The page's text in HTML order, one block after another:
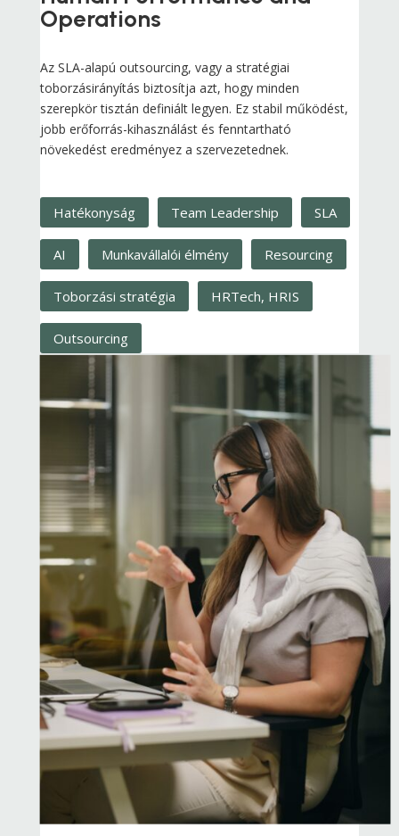
Operations
Az SLA-alapú outsourcing, vagy a stratégiai
toborzásirányítás biztosítja azt, hogy minden
szerepkör tisztán definiált legyen. Ez stabil működést,
jobb erőforrás-kihasználást és fenntartható
növekedést eredményez a szervezetednek.
Hatékonyság Team Leadership SLA
AI Munkavállalói élmény Resourcing
Toborzási stratégia HRTech, HRIS
Outsourcing